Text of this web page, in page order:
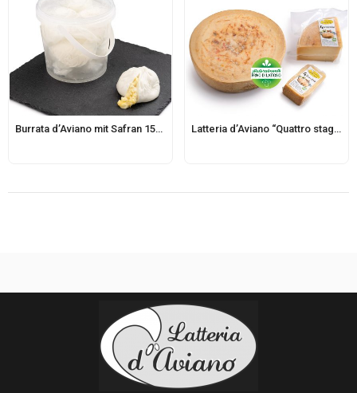
Burrata d’Aviano mit Safran 150g Latteria d’Aviano “Quattro stagioni” Käse